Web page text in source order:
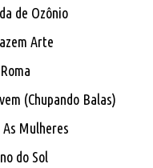
de Ozônio
Arte
(Chupando Balas)
Mulheres
do Sol